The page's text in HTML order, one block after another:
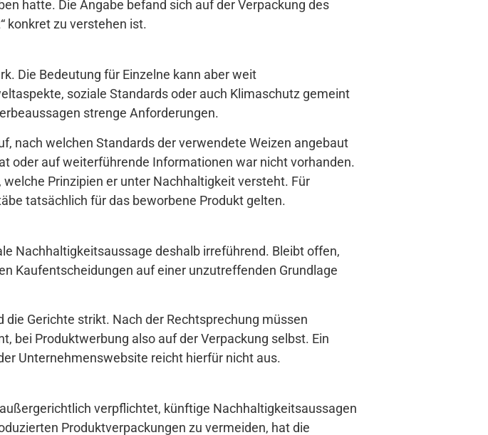
hatte. Die Angabe befand sich auf der Verpackung des
konkret zu verstehen ist.
Die Bedeutung für Einzelne kann aber weit
soziale Standards oder auch Klimaschutz gemeint
strenge Anforderungen.
nach welchen Standards der verwendete Weizen angebaut
oder auf weiterführende Informationen war nicht vorhanden.
Prinzipien er unter Nachhaltigkeit versteht. Für
tatsächlich für das beworbene Produkt gelten.
Nachhaltigkeitsaussage deshalb irreführend. Bleibt offen,
Kaufentscheidungen auf einer unzutreffenden Grundlage
Gerichte strikt. Nach der Rechtsprechung müssen
bei Produktwerbung also auf der Verpackung selbst. Ein
Unternehmenswebsite reicht hierfür nicht aus.
verpflichtet, künftige Nachhaltigkeitsaussagen
Produktverpackungen zu vermeiden, hat die